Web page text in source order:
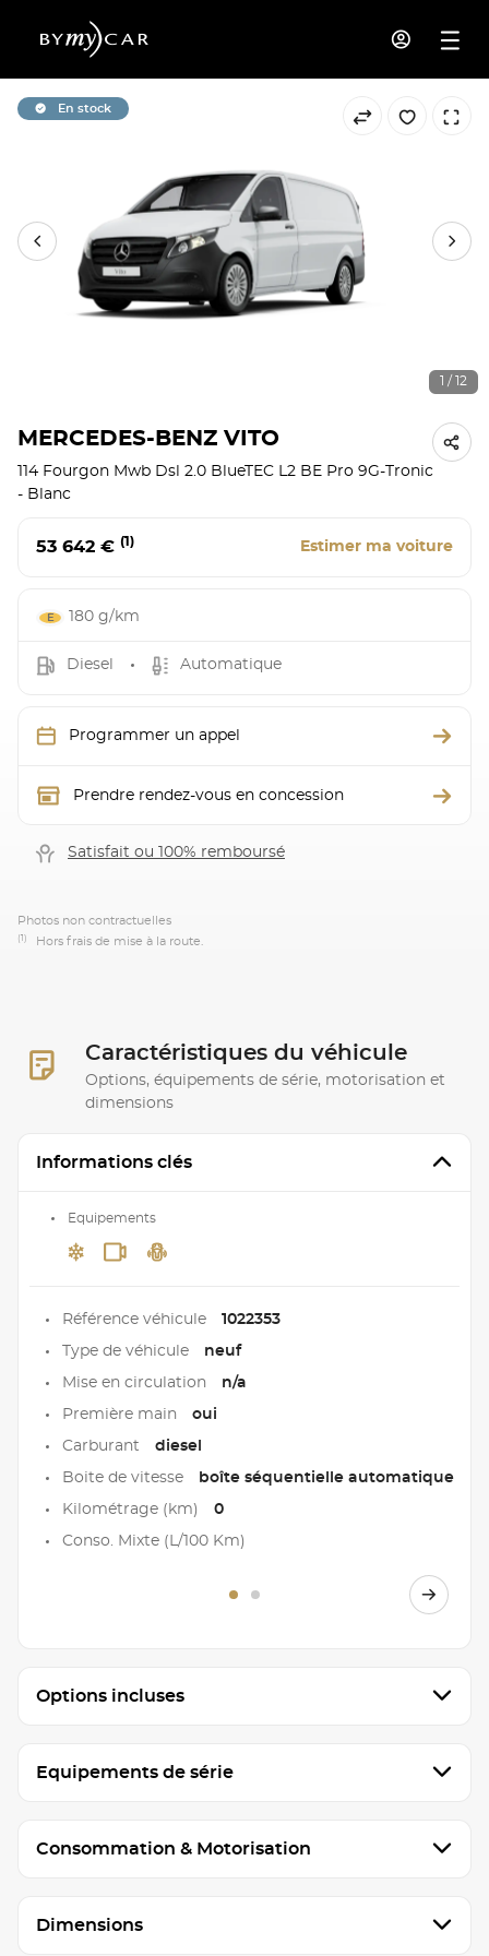
En stock
1 / 12
MERCEDES-BENZ VITO
114 Fourgon Mwb Dsl 2.0 BlueTEC L2 BE Pro 9G-Tronic
- Blanc
53 642 € (1) Estimer ma voiture
180 g/km
Diesel Automatique
Programmer un appel
Prendre rendez-vous en concession
Satisfait ou 100% remboursé
Photos non contractuelles
(1) Hors frais de mise à la route.
Caractéristiques du véhicule
Options, équipements de série, motorisation et
dimensions
Informations clés
Equipements
Référence véhicule 1022353
Type de véhicule neuf
Mise en circulation n/a
Première main oui
Carburant diesel
Boite de vitesse boîte séquentielle automatique
Kilométrage (km) 0
Conso. Mixte (L/100 Km)
Options incluses
Equipements de série
Consommation & Motorisation
Dimensions